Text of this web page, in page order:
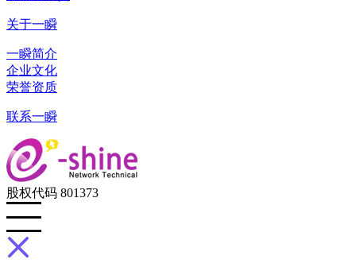
关于一瞬
一瞬简介
企业文化
荣誉资质
联系一瞬
股权代码 801373